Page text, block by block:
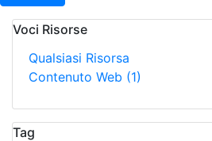
Voci Risorse
Qualsiasi Risorsa
Contenuto Web (1)
Tag